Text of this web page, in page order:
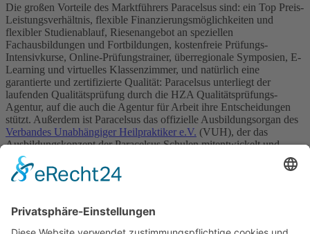
Die großen Vorteile des Marktführers Paracelsus sind: ein Top Preis-
Leistungsverhältnis, flexible Finanzierungsmöglichkeiten und
flexibler Studienablauf, Riesenangebot an speziellen
Fachausbildungen und Fortbildungen, kostenfreie Prüfungs-
Intensivkurse, Online-Prüfungstrainer, überregionale Symposien, E-
Learning und virtuelles Klassenzimmer, und natürlich eine
garantierte und zertifizierte Qualität: Paracelsus unterliegt der
laufenden Qualitätsprüfung durch die HZA Qualitätsprüfungs-
Agentur, auf die auch die Agentur für Arbeit ihre Entscheidungen
stützt. Außerdem ist Paracelsus das offizielle Ausbildungsorgan des
Verbandes Unabhängiger Heilpraktiker e.V. (VUH), der das
Ausbildungskonzept der Paracelsus Schulen mitentwickelt und
fachlich berät.
Heilpraktiker-Ausbildung
Ausbildung z. Heilpraktiker/in